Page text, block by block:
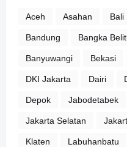
Aceh Asahan Bali
Bandung Bangka
Banyuwangi Bekasi
DKI Jakarta Dairi
Depok Jabodetabek
Jakarta Selatan
Klaten Labuhanbatu